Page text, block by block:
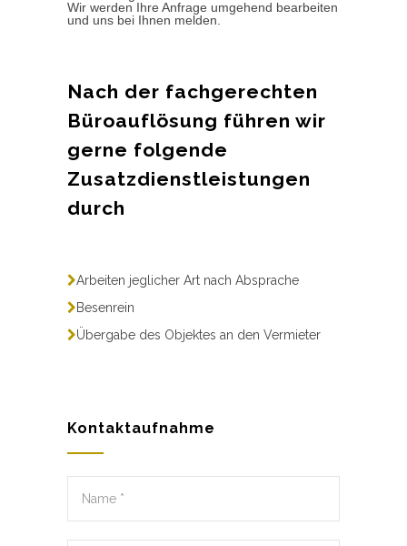
Wir werden Ihre Anfrage umgehend bearbeiten
und uns bei Ihnen melden.
Nach der fachgerechten
Büroauflösung führen wir
gerne folgende
Zusatzdienstleistungen
durch
Arbeiten jeglicher Art nach Absprache
Besenrein
Übergabe des Objektes an den Vermieter
Kontaktaufnahme